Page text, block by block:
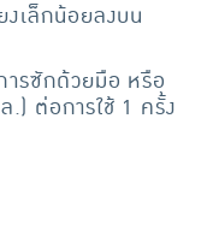
เล็กน้อยลงบน
รซักด้วยมือ หรือ
ต่อการใช้ 1 ครั้ง